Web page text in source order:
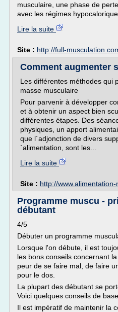
musculaire, une phase de
avec les régimes
Lire la suite
Site : http://full-
Comment augmenter
Les différentes méthodes qui
masse musculaire
Pour parvenir à développer
et à obtenir un aspect bien
différentes étapes. Des
physiques, un apport
que l´adjonction de divers
´alimentation, sont les...
Lire la suite
Site : http://
Programme muscu -
débutant
4/5
Débuter un programme
Lorsque l'on débute, il est
les bons conseils concernant
peur de se faire mal, de faire
pour le dos.
La plupart des débutant se
Voici quelques conseils de
Il est impératif de maintenir la